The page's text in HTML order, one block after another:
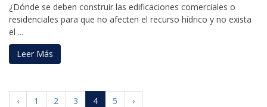
¿Dónde se deben construir las edificaciones comerciales o
residenciales para que no afecten el recurso hídrico y no exista
el ...
Leer Más
‹ 1 2 3 4 5 ›